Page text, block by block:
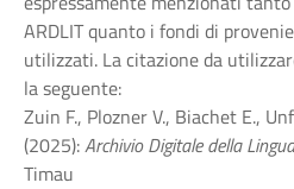
ARDLIT quanto i fondi di
utilizzati. La citazione da
la seguente:
Zuin F., Plozner V., Biachet E.,
(2025):Archivio Digitale della
Timau